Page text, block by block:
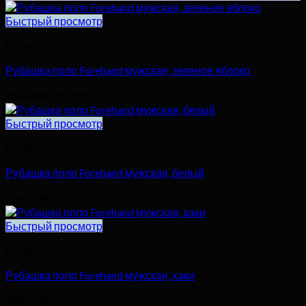
Быстрый просмотр
Рубашка поло Forehand мужская, зеленое яблоко
цена
составляла
цена:
970,92₽.
Быстрый просмотр
Рубашка поло Forehand мужская, белый
Быстрый просмотр
Рубашка поло Forehand мужская, хаки